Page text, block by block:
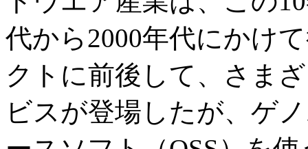
代から2000年代にかけ
クトに前後して、さま
ビスが登場したが、ゲ